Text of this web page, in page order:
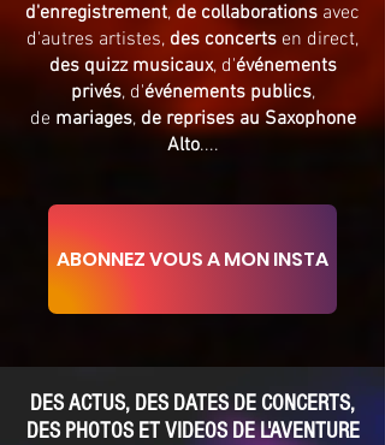
d'enregistrement, de collaborations avec
d'autres artistes, des concerts en direct,
des quizz musicaux, d'événements
privés, d'événements publics,
de mariages, de reprises au Saxophone
Alto....
ABONNEZ VOUS A MON INSTA
DES ACTUS, DES DATES DE CONCERTS,
DES PHOTOS ET VIDEOS DE L'AVENTURE